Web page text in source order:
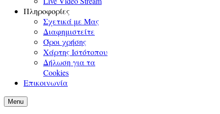
Πληροφορίες
Σχετικά με Μας
Διαφημιστείτε
Όροι χρήσης
Χάρτης Ιστότοπου
Δήλωση για τα
Cookies
Επικοινωνία
Menu